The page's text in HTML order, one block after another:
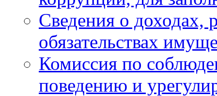
Сведения о доходах,
обязательствах
Комиссия по
поведению и